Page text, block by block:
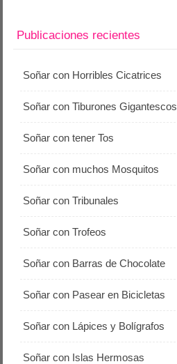
Publicaciones recientes
Soñar con Horribles Cicatrices
Soñar con Tiburones Gigantescos
Soñar con tener Tos
Soñar con muchos Mosquitos
Soñar con Tribunales
Soñar con Trofeos
Soñar con Barras de Chocolate
Soñar con Pasear en Bicicletas
Soñar con Lápices y Bolígrafos
Soñar con Islas Hermosas